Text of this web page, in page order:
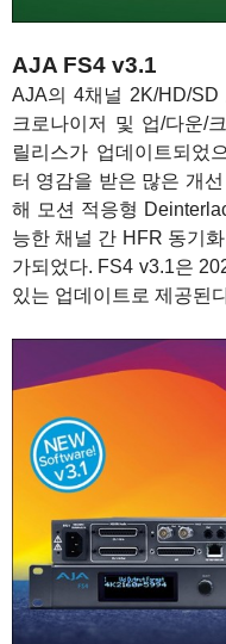
AJA FS4 v3.1
AJA의 4채널 2K/HD/
크로나이저 및 업/다운/
릴리스가 업데이트되었
터 영감을 받은 많은 개
해 모션 적응형
능한 채널 간 HFR 동기
가되었다. FS4 v3.1은
있는 업데이트로 제공된